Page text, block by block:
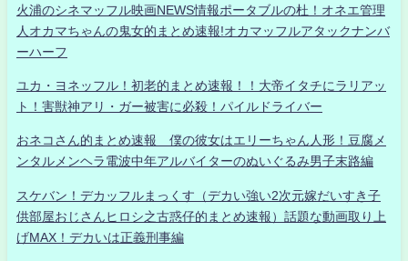
火浦のシネマッフル映画NEWS情報ポータブルの杜！オネエ管理
人オカマちゃんの鬼女的まとめ速報!オカマッフルアタックナンバ
ーハーフ
ユカ・ヨネッフル！初老的まとめ速報！！大帝イタチにラリアッ
ト！害獣神アリ・ガー被害に必殺！パイルドライバー
おネコさん的まとめ速報 僕の彼女はエリーちゃん人形！豆腐メ
ンタルメンヘラ電波中年アルバイターのぬいぐるみ男子末路編
スケバン！デカッフルまっくす（デカい強い2次元嫁だいすき子
供部屋おじさんヒロシ之古惑仔的まとめ速報）話題な動画取り上
げMAX！デカいは正義刑事編